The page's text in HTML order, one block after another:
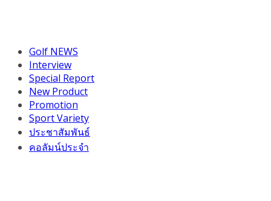
Golf NEWS
Interview
Special Report
New Product
Promotion
Sport Variety
ประชาสัมพันธ์
คอลัมน์ประจำ